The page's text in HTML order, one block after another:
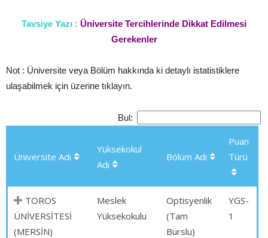
Tavsiye Yazı : Üniversite Tercihlerinde Dikkat Edilmesi
Gerekenler
Not : Üniversite veya Bölüm hakkında ki detaylı istatistiklere
ulaşabilmek için üzerine tıklayın.
Bul:
Üniversite Adı
Yüksekokul
Adı
Bölüm Adı
Puan
Türü
TOROS
ÜNİVERSİTESİ
(MERSİN)
Meslek
Yüksekokulu
Optisyenlik
(Tam
Burslu)
YGS-
1